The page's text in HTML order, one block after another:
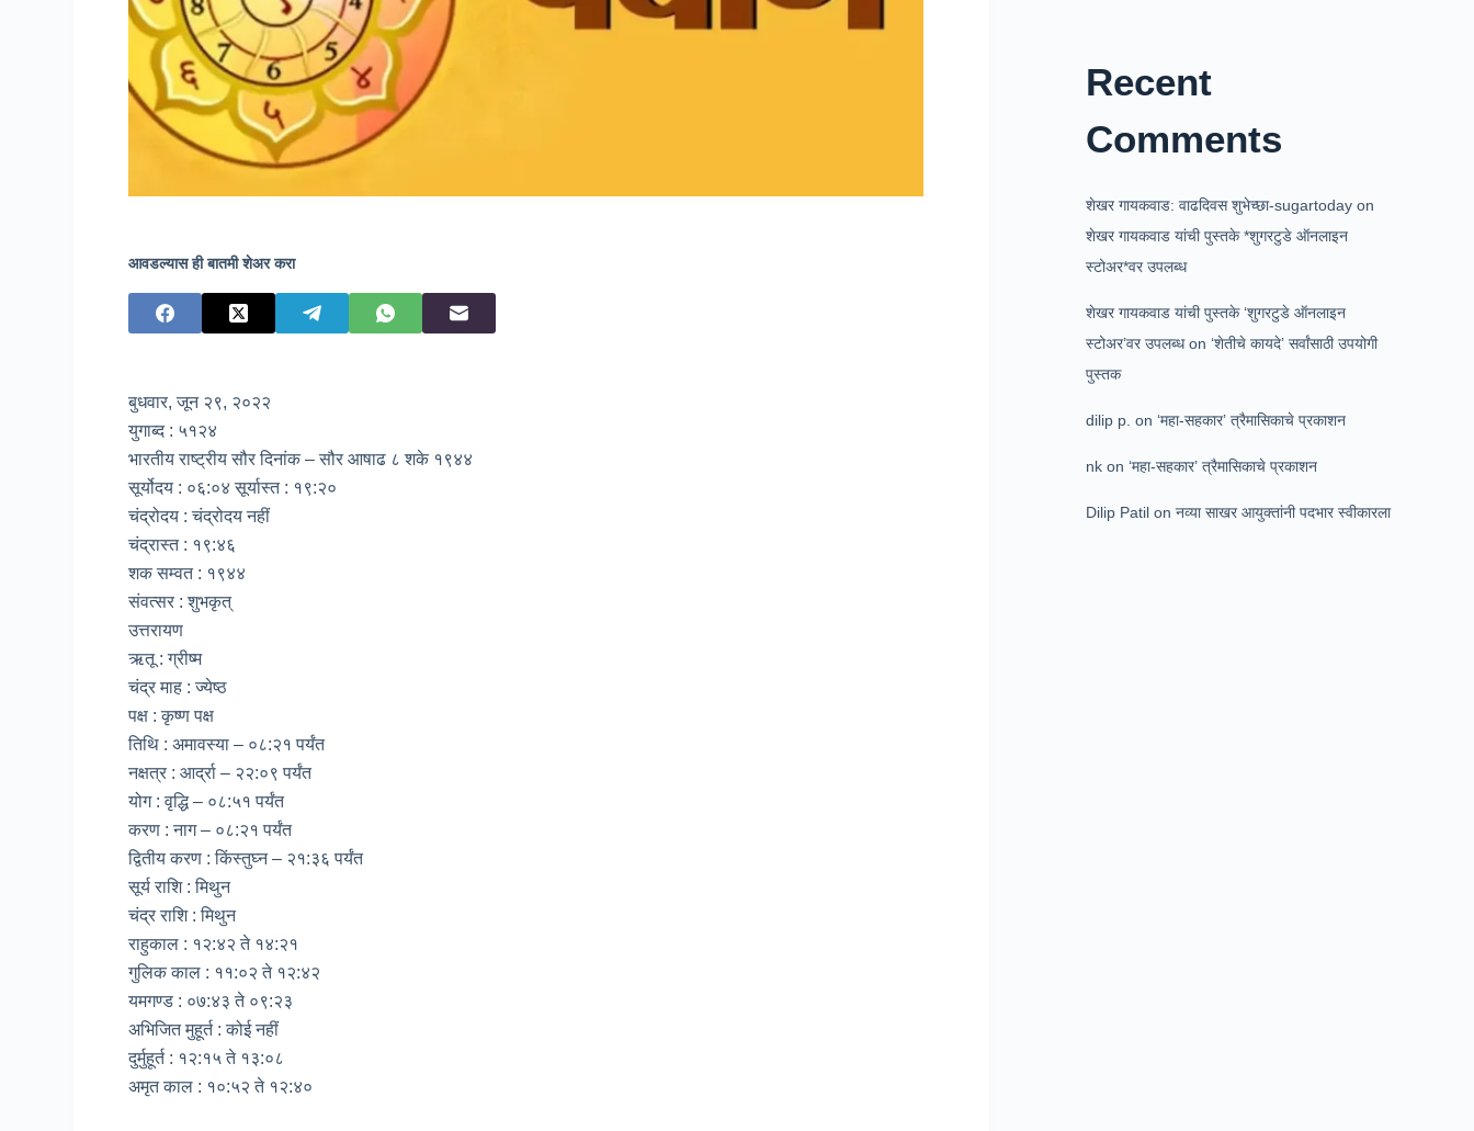
आवडल्यास ही बातमी शेअर करा
बुधवार, जून २९, २०२२
युगाब्द : ५१२४
भारतीय राष्ट्रीय सौर दिनांक – सौर आषाढ ८ शके १९४४
सूर्योदय : ०६:०४ सूर्यास्त : १९:२०
चंद्रोदय : चंद्रोदय नहीं
चंद्रास्त : १९:४६
शक सम्वत : १९४४
संवत्सर : शुभकृत्
उत्तरायण
ऋतू : ग्रीष्म
चंद्र माह : ज्येष्ठ
पक्ष : कृष्ण पक्ष
तिथि : अमावस्या – ०८:२१ पर्यंत
नक्षत्र : आर्द्रा – २२:०९ पर्यंत
योग : वृद्धि – ०८:५१ पर्यंत
करण : नाग – ०८:२१ पर्यंत
द्वितीय करण : किंस्तुघ्न – २१:३६ पर्यंत
सूर्य राशि : मिथुन
चंद्र राशि : मिथुन
राहुकाल : १२:४२ ते १४:२१
गुलिक काल : ११:०२ ते १२:४२
यमगण्ड : ०७:४३ ते ०९:२३
अभिजित मुहूर्त : कोई नहीं
दुर्मुहूर्त : १२:१५ ते १३:०८
अमृत काल : १०:५२ ते १२:४०
Recent
Comments
शेखर गायकवाड: वाढदिवस शुभेच्छा-sugartoday on
शेखर गायकवाड यांची पुस्तके *शुगरटुडे ऑनलाइन
स्टोअर*वर उपलब्ध
शेखर गायकवाड यांची पुस्तके ‘शुगरटुडे ऑनलाइन
स्टोअर’वर उपलब्धon‘शेतीचे कायदे’ सर्वांसाठी उपयोगी
पुस्तक
dilip p. on‘महा-सहकार’ त्रैमासिकाचे प्रकाशन
nk on‘महा-सहकार’ त्रैमासिकाचे प्रकाशन
Dilip Patil onनव्या साखर आयुक्तांनी पदभार स्वीकारला